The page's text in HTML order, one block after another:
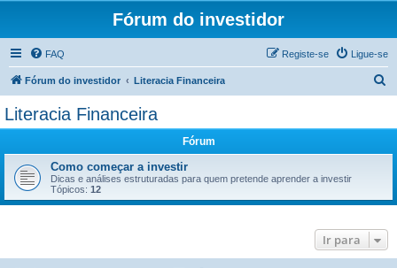
Fórum do investidor
FAQ Ligue-se
Registe-se
Fórum do investidor Literacia Financeira
s
r
Literacia Financeira
Fórum
Como começar a investir
Dicas e análises estruturadas para quem pretende aprender a investir
Tópicos: 12
Ir para